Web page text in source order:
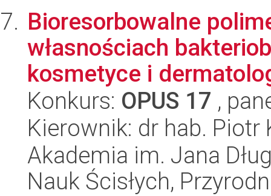
Bioresorbowalne
własnościach
kosmetyce i
Konkurs: OPUS 17 ,
Kierownik: dr hab. Piotr
Akademia im. Jana
Nauk Ścisłych,